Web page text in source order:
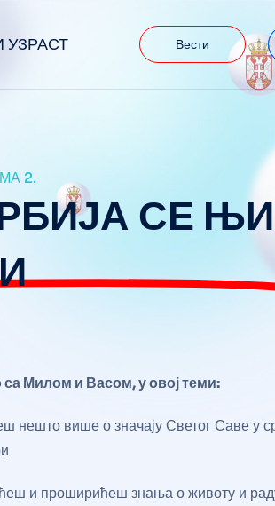
УЗРАСТ Вести
2.
СЕ
са Милом и Васом, у овој теми:
нешто више о значају Светог Саве у
и проширићеш знања о животу и